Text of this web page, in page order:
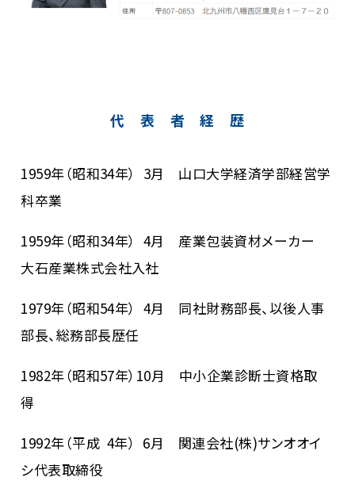
代 表 者 経 歴
1959年（昭和34年） 3月 山口大学経済学部経営学
科卒業
1959年（昭和34年） 4月 産業包装資材メーカー
大石産業株式会社入社
1979年（昭和54年） 4月 同社財務部長、以後人事
部長、総務部長歴任
1982年（昭和57年）10月 中小企業診断士資格取
得
1992年（平成 4年） 6月 関連会社(株)サンオオイ
シ代表取締役